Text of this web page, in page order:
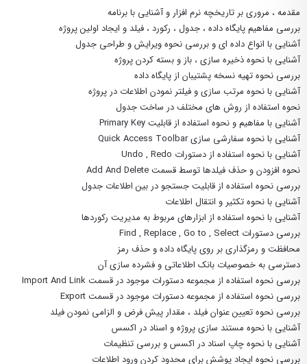
مقدمه ، مروری بر تاریخچه نرم افزار و آشنایی با برنامه
بررسی مفاهیم پایگاه داده ، جدول ، رکورد ، فیلد و ایجاد اولین پروژه
آشنایی با انواع داده ای و بررسی نحوه ویرایش و طراحی جدول
آشنایی با نحوه ذخیره سازی ، باز و بسته کردن پروژه
بررسی نحوه تهیه نسخه پشتیبان از پایگاه داده
آشنایی با نحوه مرتب سازی و فیلتر نمودن اطلاعات در پروژه
نحوه استفاده از روش های مختلف در ساخت جدول
آشنایی با مفاهیم و نحوه استفاده از قابلیت Primary Key
آشنایی با نحوه سفارشی سازی Quick Access Toolbar
آشنایی با نحوه استفاده از دستورات Undo , Redo
نحوه افزودن و حذف فیلدها توسط قسمت Add And Delete
بررسی نحوه استفاده از قابلیت جستجو در بین اطلاعات جدول
آشنایی با نحوه تکثیر و انتقال اطلاعات
آشنایی با نحوه استفاده از ابزارهای مربوط به مدیریت رکوردها
بررسی دستورات Find , Replace , Go to , Select
محافظت و رمزگذاری بر روی پایگاه داده و حذف رمز
دسترسی به خصوصیات بانک اطلاعاتی و فشرده سازی آن
بررسی نحوه استفاده از مجموعه دستورات موجود در قسمت Import And Link
بررسی نحوه استفاده از مجموعه دستورات موجود در قسمت Export
بررسی نحوه تعیین عنوان فیلد ، مقدار پیش فرض و الزامی نمودن فیلد
آشنایی با نحوه مستند سازی پروژه و اسناد در اکسس
آشنایی با نحوه چاپ اسناد در اکسس و بررسی تنظیمات
بررسی نحوه ایجاد پوشش برای محدود کردن ورود اطلاعات